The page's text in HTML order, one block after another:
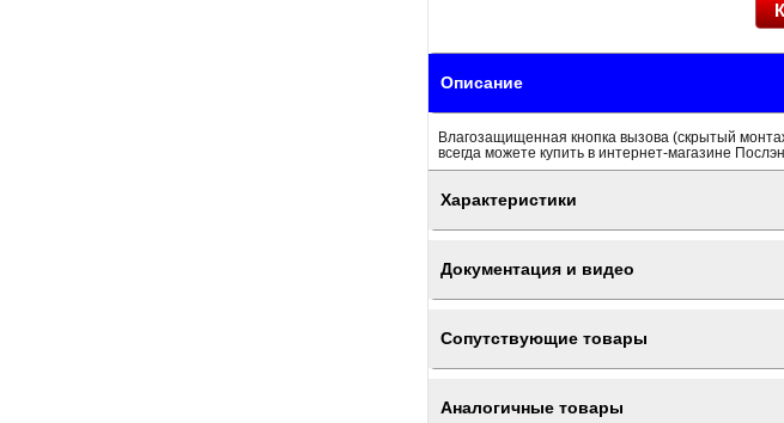
Описание
Влагозащищенная кнопка вызова (скрытый
всегда можете купить в интернет-магазине
Характеристики
Документация и видео
Сопутствующие товары
Аналогичные товары